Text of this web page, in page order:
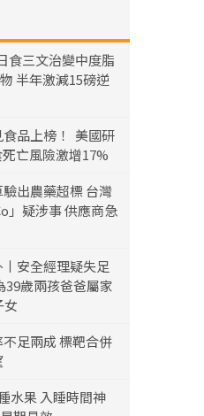
食三文治變中度脂
半年激減15磅逆
品上榜！ 美國研
亡風險激增17%
出農藥超標 台灣
」疑涉事 供應商急
安全經理疑失足
39歲兩孩爸爸屬家
女
足兩成 標靶合併
水果 入睡時間神